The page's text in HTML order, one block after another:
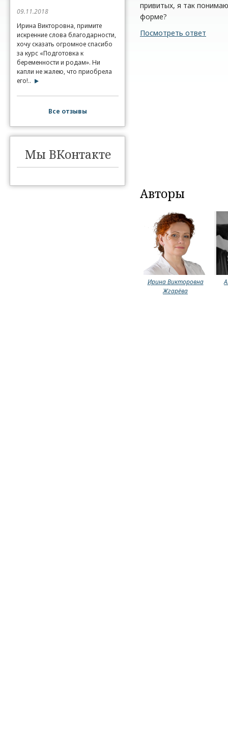
09.11.2018
Ирина Викторовна, примите
искренние слова благодарности,
хочу сказать огромное спасибо
за курс «Подготовка к
беременности и родам». Ни
капли не жалею, что приобрела
его!..
Все отзывы
Мы ВКонтакте
привитых, я так
форме?
Посмотреть ответ
Авторы
Ирина Викторовна
Жгарёва